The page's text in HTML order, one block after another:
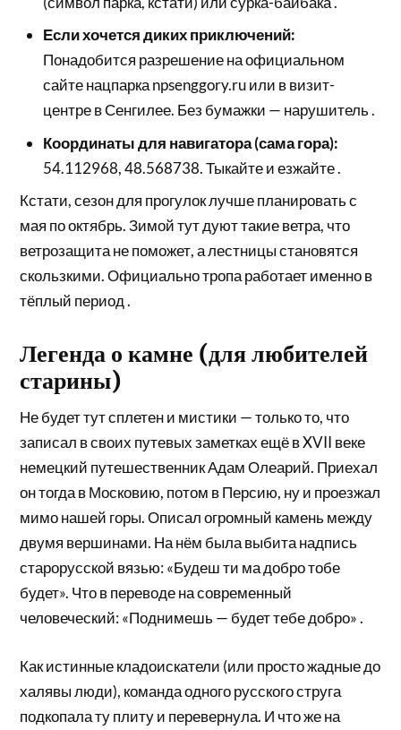
Если хочется диких приключений:
Понадобится разрешение на официальном
сайте нацпарка npsenggory.ru или в визит-
центре в Сенгилее. Без бумажки — нарушитель .
Координаты для навигатора (сама гора):
54.112968, 48.568738. Тыкайте и езжайте .
Кстати, сезон для прогулок лучше планировать с
мая по октябрь. Зимой тут дуют такие ветра, что
ветрозащита не поможет, а лестницы становятся
скользкими. Официально тропа работает именно в
тёплый период .
Легенда о камне (для любителей
старины)
Не будет тут сплетен и мистики — только то, что
записал в своих путевых заметках ещё в XVII веке
немецкий путешественник Адам Олеарий. Приехал
он тогда в Московию, потом в Персию, ну и проезжал
мимо нашей горы. Описал огромный камень между
двумя вершинами. На нём была выбита надпись
старорусской вязью: «Будеш ти ма добро тобе
будет». Что в переводе на современный
человеческий: «Поднимешь — будет тебе добро» .
Как истинные кладоискатели (или просто жадные до
халявы люди), команда одного русского струга
подкопала ту плиту и перевернула. И что же на